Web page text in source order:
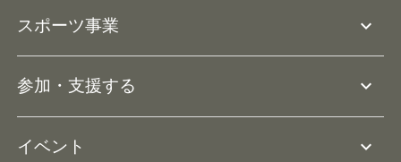
役員等一覧
リソースページ
スポーツ事業 expand_more
ユニファイドスクール
参加・支援する expand_more
イベント expand_more